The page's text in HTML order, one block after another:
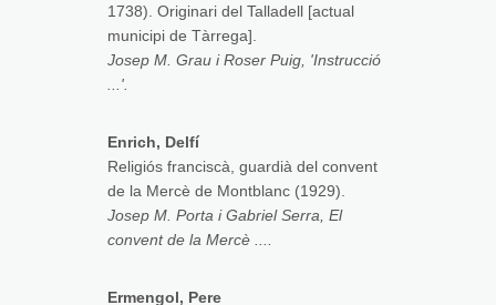
1738). Originari del Talladell [actual
municipi de Tàrrega].
Josep M. Grau i Roser Puig, 'Instrucció
...'.
Enrich, Delfí
Religiós franciscà, guardià del convent
de la Mercè de Montblanc (1929).
Josep M. Porta i Gabriel Serra, El
convent de la Mercè ....
Ermengol, Pere